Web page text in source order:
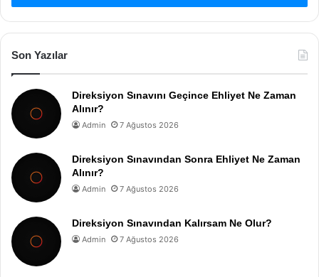
Son Yazılar
Direksiyon Sınavını Geçince Ehliyet Ne Zaman
Alınır?
Admin 7 Ağustos 2026
Direksiyon Sınavından Sonra Ehliyet Ne Zaman
Alınır?
Admin 7 Ağustos 2026
Direksiyon Sınavından Kalırsam Ne Olur?
Admin 7 Ağustos 2026